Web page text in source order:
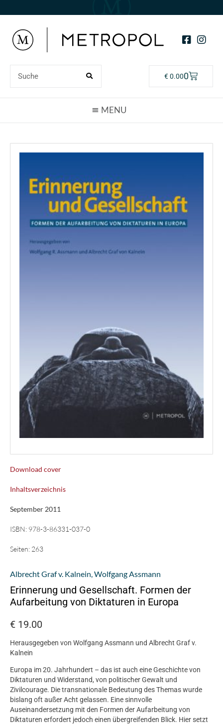
€0.000
Download cover
Inhaltsverzeichnis
September 2011
ISBN: 978-3-86331-037-0
Seiten: 263
Albrecht Graf v. Kalnein Wolfgang Assmann
Erinnerung und Gesellschaft. Formen der
Aufarbeitung von Diktaturen in Europa
€ 19.00
Herausgegeben von Wolfgang Assmann und Albrecht Graf v.
Kalnein
Europa im 20. Jahrhundert – das ist auch eine Geschichte von
Diktaturen und Widerstand, von politischer Gewalt und
Zivilcourage. Die transnationale Bedeutung des Themas wurde
bislang oft außer Acht gelassen. Eine sinnvolle
Auseinandersetzung mit den Formen der Aufarbeitung von
Diktaturen erfordert jedoch einen übergreifenden Blick. Hier setzt